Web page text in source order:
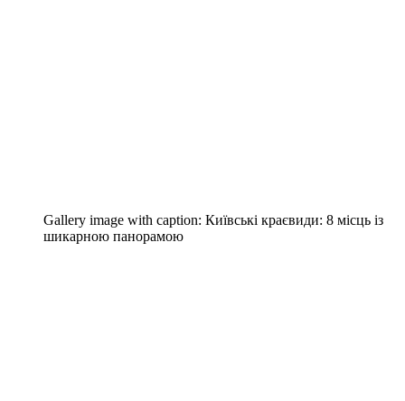
Gallery image with caption: Київські краєвиди: 8 місць із
шикарною панорамою